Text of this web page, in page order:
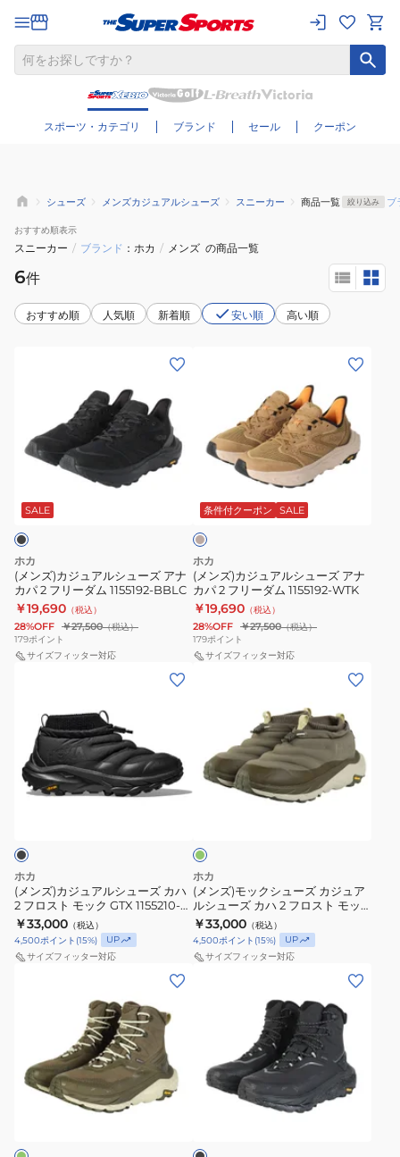
スポーツ・カテゴリ ブランド セール クーポン
さらに絞り込む
シューズ メンズカジュアルシューズ スニーカー 商品一覧 絞り込み ブ
おすすめ順表示
スニーカー / ブランド ホカ / メンズ の商品一覧
6件
おすすめ順 人気順 新着順 安い順 高い順
ジ
ル
シ
ュ
ー
ズ
ア
ナ
カ
ー
ダ
BBLC
SALE
ホカ
(メンズ)カジュアルシューズ アナ
カパ 2 フリーダム 1155192-BBLC
￥19,690 （税込）
28%OFF ￥27,500（税込）
179ポイント
サイズフィッター対応
ル
シ
ュ
ー
ズ
ア
ナ
カ
ー
WTK
条件付クーポン SALE
キ
ホカ
(メンズ)カジュアルシューズ アナ
カパ 2 フリーダム 1155192-WTK
￥19,690 （税込）
28%OFF ￥27,500（税込）
179ポイント
サイズフィッター対応
ジ
ュ
シ
ュ
ー
ズ
カ
ハ
モ
ホカ
(メンズ)カジュアルシューズ カハ
2 フロスト モック GTX 1155210-
BBLC
￥33,000 （税込）
4,500ポイント (15%)
UP
サイズフィッター対応
ク
ー
ズ
カ
ジ
ュ
ア
オ
ホカ
(メンズ)モックシューズ カジュア
ルシューズ カハ 2 フロスト モッ
ク GTX オリーブ 1155210-AVS ス
リッポン
￥33,000 （税込）
4,500ポイント (15%)
UP
サイズフィッター対応
ュ
シ
シ
ブ
ラ